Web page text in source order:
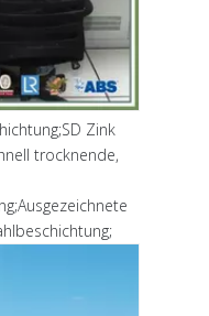
Zink
trocknende,